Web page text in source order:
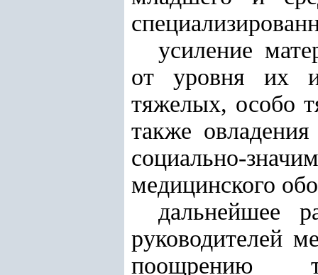
усиление
от уровня их
тяжелых, особо
также
социально-
медицинского
дальнейшее
руководителей
поощрению